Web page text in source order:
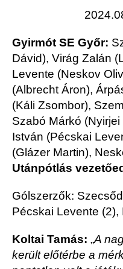
Gyirmót SE Győr:
Dávid), Virág Zalán
Levente (Neskov
(Albrecht Áron),
(Káli Zsombor),
Szabó Márkó
István (Pécskai
(Glázer Martin),
Utánpótlás
Gólszerzők:
Pécskai Levente (2),
Koltai Tamás: „A
került előtérbe a